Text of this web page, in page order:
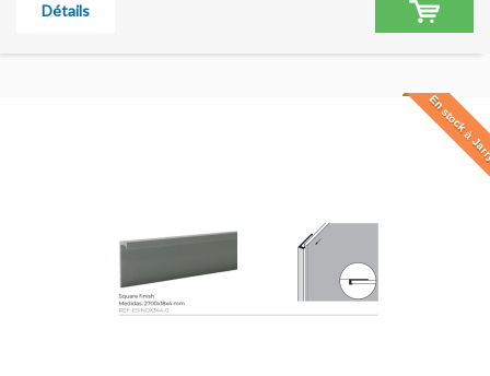
Détails
En stock à